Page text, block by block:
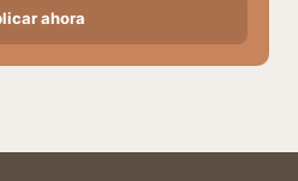
ahora